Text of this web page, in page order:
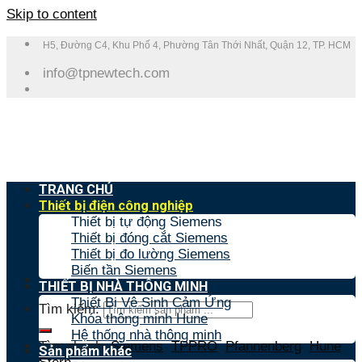
Skip to content
H5, Đường C4, Khu Phố 4, Phường Tân Thới Nhất, Quận 12, TP. HCM
info@tpnewtech.com
Tìm kiếm:
Tìm nhanh:Siemens,TPPRO,Pfannenberg,Hune,
TRANG CHỦ
Thiết bị điện công nghiệp
Thiết bị tự động Siemens
Thiết bị đóng cắt Siemens
Thiết bị đo lường Siemens
Biến tần Siemens
THIẾT BỊ NHÀ THÔNG MINH
Thiết Bị Vệ Sinh Cảm Ứng
Khóa thông minh Hune
Hệ thống nhà thông minh
Sản phẩm khác